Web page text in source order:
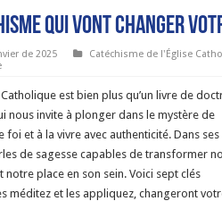
qui Vont Changer
de 2025 Catéchisme de l'Église
Catholique est bien plus qu’un livre de
nous invite à plonger dans le mystère de
et à la vivre avec authenticité. Dans ses
de sagesse capables de transformer
place en son sein. Voici sept clés
méditez et les appliquez, changeront